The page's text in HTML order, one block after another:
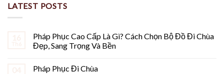
LATEST POSTS
Pháp Phục Cao Cấp Là Gì? Cách Chọn Bộ Đồ Đi Chùa
Đẹp, Sang Trọng Và Bền
Pháp Phục Đi Chùa